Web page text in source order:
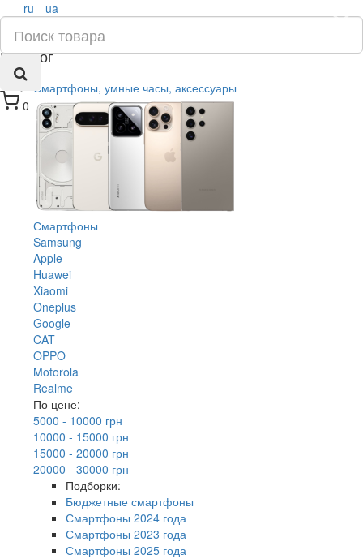
0
×
ru ua
Каталог
Смартфоны, умные часы, аксессуары
Смартфоны
Samsung
Apple
Huawei
Xiaomi
Oneplus
Google
CAT
OPPO
Motorola
Realme
По цене:
5000 - 10000 грн
10000 - 15000 грн
15000 - 20000 грн
20000 - 30000 грн
Подборки:
Бюджетные смартфоны
Смартфоны 2024 года
Смартфоны 2023 года
Смартфоны 2025 года